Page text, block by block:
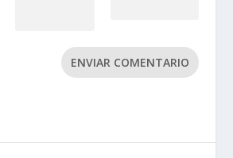
ENVIAR COMENTARIO